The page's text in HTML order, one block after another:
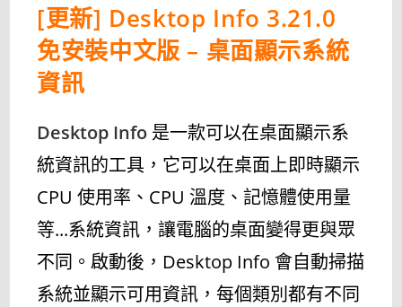
[更新] Desktop Info 3.21.0
免安裝中文版 – 桌面顯示系統
資訊
Desktop Info 是一款可以在桌面顯示系
統資訊的工具，它可以在桌面上即時顯示
CPU 使用率、CPU 溫度、記憶體使用量
等...系統資訊，讓電腦的桌面變得更與眾
不同。啟動後，Desktop Info 會自動掃描
系統並顯示可用資訊，每個類別都有不同